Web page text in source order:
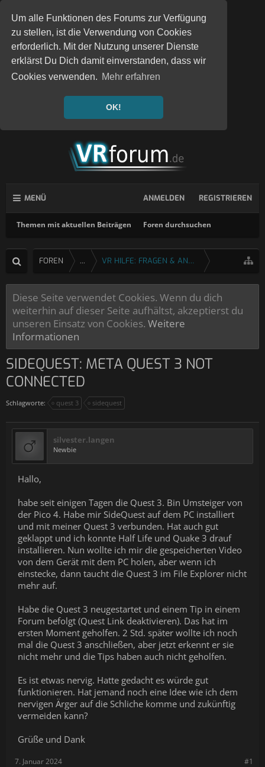
Um alle Funktionen des Forums zur Verfügung
zu stellen, ist die Verwendung von Cookies
erforderlich. Mit der Nutzung unserer Dienste
erklärst Du Dich damit einverstanden, dass wir
Cookies verwenden. Mehr erfahren
OK!
MENÜ
Themen mit aktuellen Beiträgen Foren durchsuchen
ANMELDEN REGISTRIEREN
FOREN ... VR HILFE: FRAGEN & ANTWORTEN
Diese Seite verwendet Cookies. Wenn du dich
weiterhin auf dieser Seite aufhältst, akzeptierst du
unseren Einsatz von Cookies. Weitere
Informationen
SIDEQUEST: META QUEST 3 NOT
CONNECTED
Schlagworte: quest 3 sidequest
silvester.langen
Newbie
Hallo,
habe seit einigen Tagen die Quest 3. Bin Umsteiger von
der Pico 4. Habe mir SideQuest auf dem PC installiert
und mit meiner Quest 3 verbunden. Hat auch gut
geklappt und ich konnte Half Life und Quake 3 drauf
installieren. Nun wollte ich mir die gespeicherten Video
von dem Gerät mit dem PC holen, aber wenn ich
einstecke, dann taucht die Quest 3 im File Explorer nicht
mehr auf.
Habe die Quest 3 neugestartet und einem Tip in einem
Forum befolgt (Quest Link deaktivieren). Das hat im
ersten Moment geholfen. 2 Std. später wollte ich noch
mal die Quest 3 anschließen, aber jetzt erkennt er sie
nicht mehr und die Tips haben auch nicht geholfen.
Es ist etwas nervig. Hatte gedacht es würde gut
funktionieren. Hat jemand noch eine Idee wie ich dem
nervigen Ärger auf die Schliche komme und zukünftig
vermeiden kann?
Grüße und Dank
#1
7. Januar 2024